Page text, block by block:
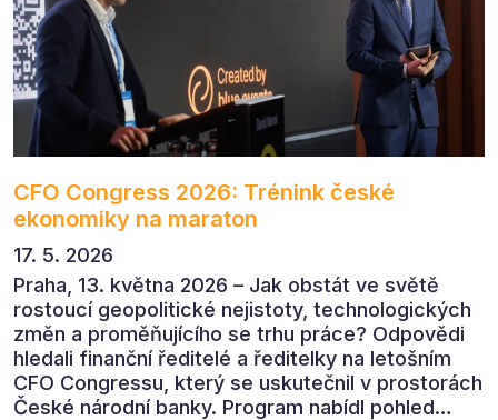
CFO Congress 2026: Trénink české
ekonomiky na maraton
17. 5. 2026
Praha, 13. května 2026 – Jak obstát ve světě
rostoucí geopolitické nejistoty, technologických
změn a proměňujícího se trhu práce? Odpovědi
hledali finanční ředitelé a ředitelky na letošním
CFO Congressu, který se uskutečnil v prostorách
České národní banky. Program nabídl pohled